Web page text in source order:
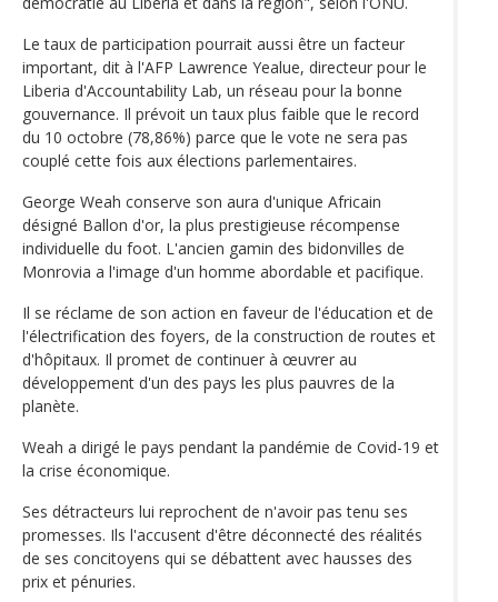
Le taux de participation pourrait aussi être un facteur
important, dit à l'AFP Lawrence Yealue, directeur pour le
Liberia d'Accountability Lab, un réseau pour la bonne
gouvernance. Il prévoit un taux plus faible que le record
du 10 octobre (78,86%) parce que le vote ne sera pas
couplé cette fois aux élections parlementaires.
George Weah conserve son aura d'unique Africain
désigné Ballon d'or, la plus prestigieuse récompense
individuelle du foot. L'ancien gamin des bidonvilles de
Monrovia a l'image d'un homme abordable et pacifique.
Il se réclame de son action en faveur de l'éducation et de
l'électrification des foyers, de la construction de routes et
d'hôpitaux. Il promet de continuer à œuvrer au
développement d'un des pays les plus pauvres de la
planète.
Weah a dirigé le pays pendant la pandémie de Covid-19 et
la crise économique.
Ses détracteurs lui reprochent de n'avoir pas tenu ses
promesses. Ils l'accusent d'être déconnecté des réalités
de ses concitoyens qui se débattent avec hausses des
prix et pénuries.